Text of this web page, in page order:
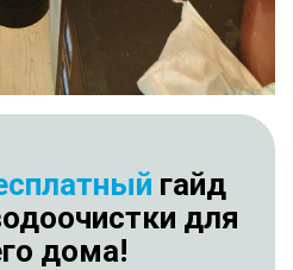
гайд
для
дома!